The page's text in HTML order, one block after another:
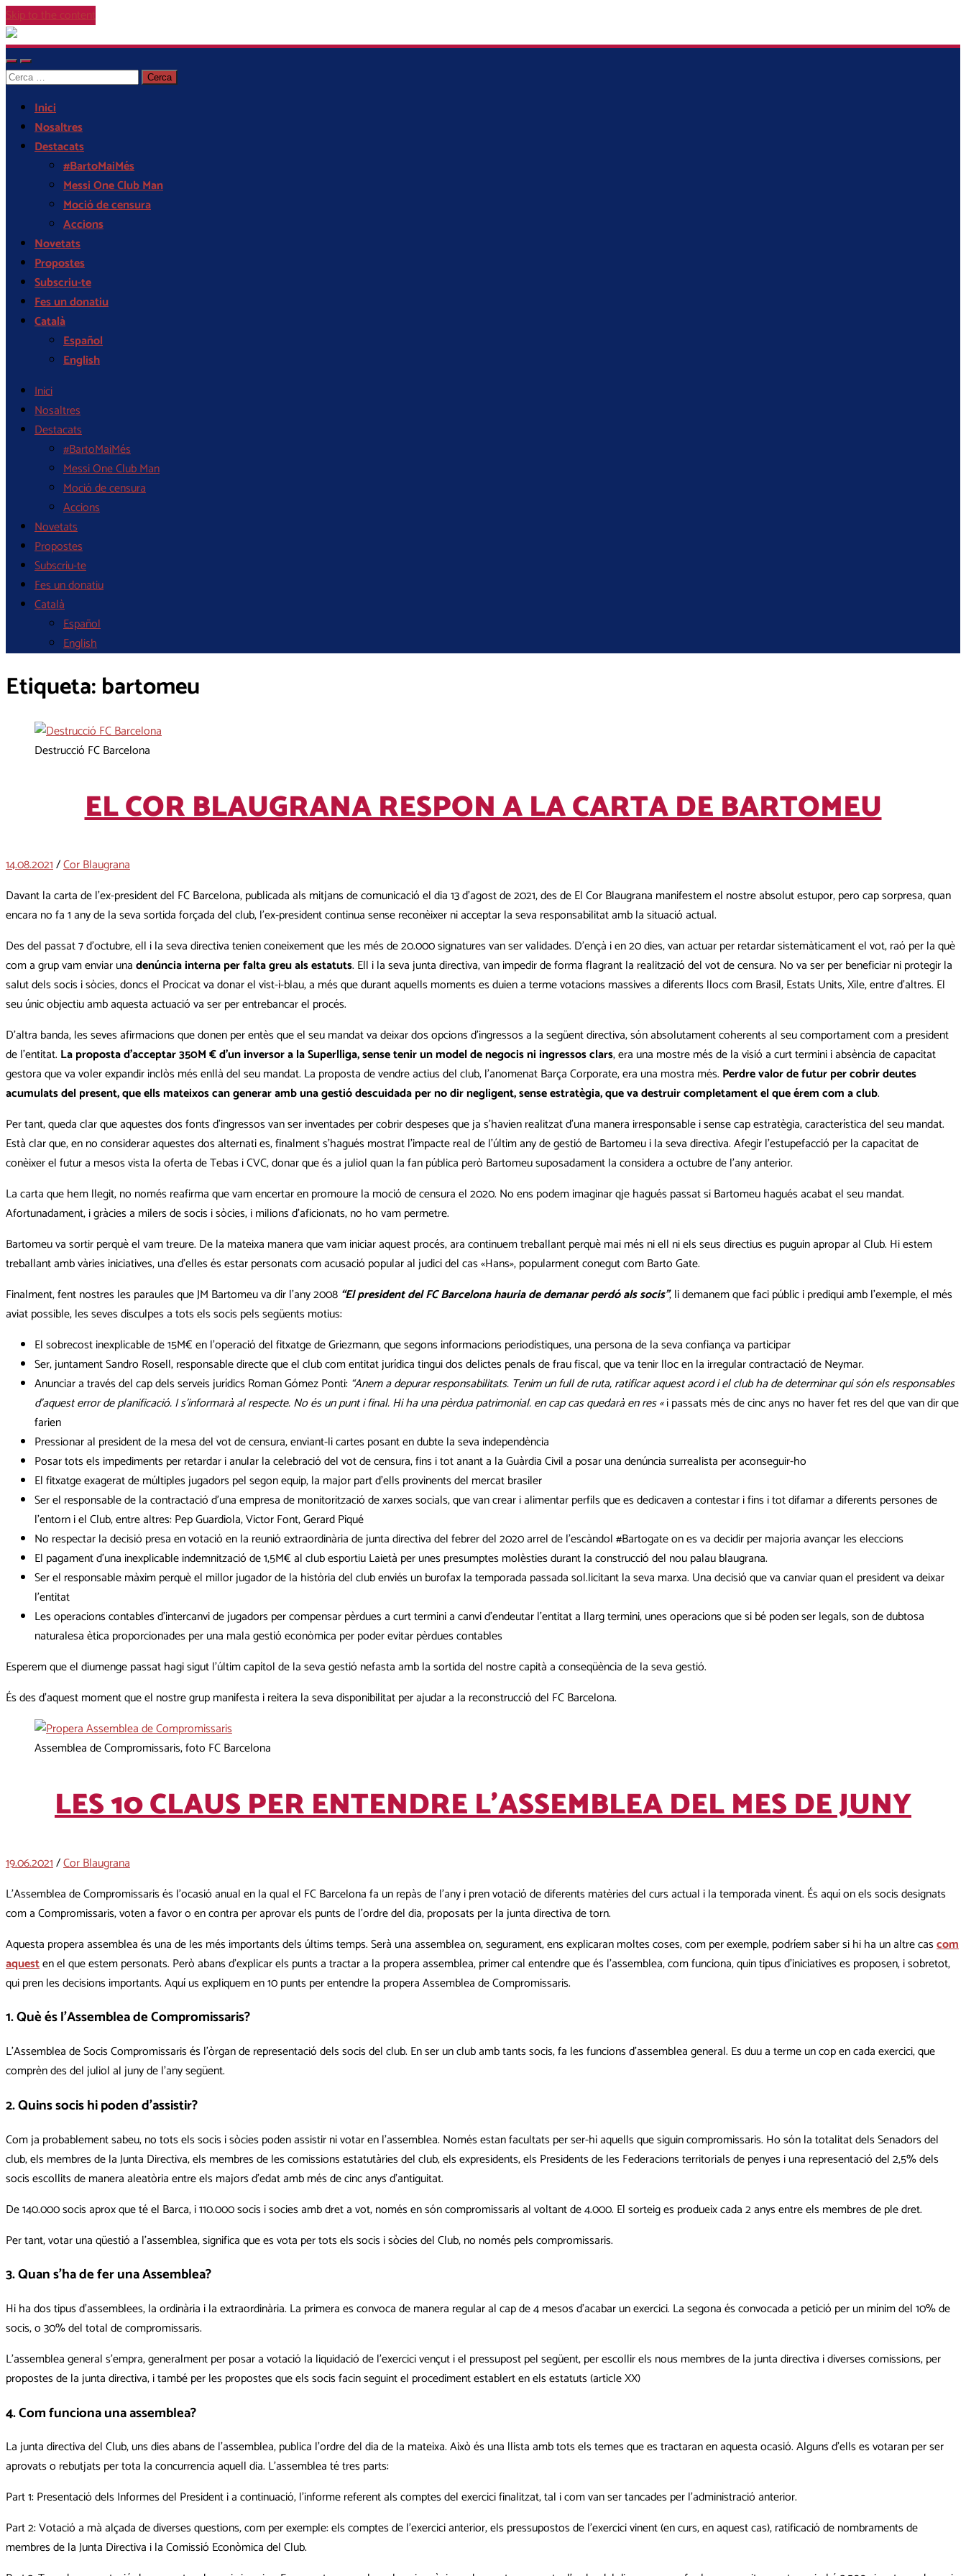
Skip to the content
Cor
Blaugrana
Toggle
mobile
menu
Toggle
search
field
Cerca:
Inici
Nosaltres
Destacats
#BartoMaiMés
Messi One Club Man
Moció de censura
Accions
Novetats
Propostes
Subscriu-te
Fes un donatiu
Català
Español
English
Inici
Nosaltres
Destacats
#BartoMaiMés
Messi One Club Man
Moció de censura
Accions
Novetats
Propostes
Subscriu-te
Fes un donatiu
Català
Español
English
Etiqueta:bartomeu
Destrucció FC Barcelona
EL COR BLAUGRANA RESPON A LA CARTA DE BARTOMEU
14.08.2021/Cor Blaugrana
Davant la carta de l’ex-president del FC Barcelona, publicada als mitjans de comunicació el dia 13 d’agost de 2021, des de El Cor Blaugrana manifestem el nostre absolut estupor, pero cap sorpresa, quan
encara no fa 1 any de la seva sortida forçada del club, l’ex-president continua sense reconèixer ni acceptar la seva responsabilitat amb la situació actual.
Des del passat 7 d’octubre, ell i la seva directiva tenien coneixement que les més de 20.000 signatures van ser validades. D’ençà i en 20 dies, van actuar per retardar sistemàticament el vot, raó per la què
com a grup vam enviar unadenúncia interna per falta greu als estatuts. Ell i la seva junta directiva, van impedir de forma flagrant la realització del vot de censura. No va ser per beneficiar ni protegir la
salut dels socis i sòcies, doncs el Procicat va donar el vist-i-blau, a més que durant aquells moments es duien a terme votacions massives a diferents llocs com Brasil, Estats Units, Xile, entre d’altres. El
seu únic objectiu amb aquesta actuació va ser per entrebancar el procés.
D’altra banda, les seves afirmacions que donen per entès que el seu mandat va deixar dos opcions d’ingressos a la següent directiva, són absolutament coherents al seu comportament com a president
de l’entitat. La proposta d’acceptar 350M € d’un inversor a la Superlliga, sense tenir un model de negocis ni ingressos clars, era una mostre més de la visió a curt termini i absència de capacitat
gestora que va voler expandir inclòs més enllà del seu mandat. La proposta de vendre actius del club, l’anomenat Barça Corporate, era una mostra més. Perdre valor de futur per cobrir deutes
acumulats del present, que ells mateixos can generar amb una gestió descuidada per no dir negligent, sense estratègia, que va destruir completament el que érem com a club.
Per tant, queda clar que aquestes dos fonts d’ingressos van ser inventades per cobrir despeses que ja s’havien realitzat d’una manera irresponsable i sense cap estratègia, característica del seu mandat.
Està clar que, en no considerar aquestes dos alternati es, finalment s’hagués mostrat l’impacte real de l’últim any de gestió de Bartomeu i la seva directiva. Afegir l’estupefacció per la capacitat de
conèixer el futur a mesos vista la oferta de Tebas i CVC, donar que és a juliol quan la fan pública però Bartomeu suposadament la considera a octubre de l’any anterior.
La carta que hem llegit, no només reafirma que vam encertar en promoure la moció de censura el 2020. No ens podem imaginar qje hagués passat si Bartomeu hagués acabat el seu mandat.
Afortunadament, i gràcies a milers de socis i sòcies, i milions d’aficionats, no ho vam permetre.
Bartomeu va sortir perquè el vam treure. De la mateixa manera que vam iniciar aquest procés, ara continuem treballant perquè mai més ni ell ni els seus directius es puguin apropar al Club. Hi estem
treballant amb vàries iniciatives, una d’elles és estar personats com acusació popular al judici del cas «Hans», popularment conegut com Barto Gate.
Finalment, fent nostres les paraules que JM Bartomeu va dir l’any 2008 “El president del FC Barcelona hauria de demanar perdó als socis”, li demanem que faci públic i prediqui amb l’exemple, el més
aviat possible, les seves disculpes a tots els socis pels següents motius:
El sobrecost inexplicable de 15M€ en l’operació del fitxatge de Griezmann, que segons informacions periodístiques, una persona de la seva confiança va participar
Ser, juntament Sandro Rosell, responsable directe que el club com entitat jurídica tingui dos delictes penals de frau fiscal, que va tenir lloc en la irregular contractació de Neymar.
Anunciar a través del cap dels serveis jurídics Roman Gómez Ponti: “Anem a depurar responsabilitats. Tenim un full de ruta, ratificar aquest acord i el club ha de determinar qui són els responsables
d’aquest error de planificació. I s’informarà al respecte. No és un punt i final. Hi ha una pèrdua patrimonial. en cap cas quedarà en res «i passats més de cinc anys no haver fet res del que van dir que
farien
Pressionar al president de la mesa del vot de censura, enviant-li cartes posant en dubte la seva independència
Posar tots els impediments per retardar i anular la celebració del vot de censura, fins i tot anant a la Guàrdia Civil a posar una denúncia surrealista per aconseguir-ho
El fitxatge exagerat de múltiples jugadors pel segon equip, la major part d’ells provinents del mercat brasiler
Ser el responsable de la contractació d’una empresa de monitorització de xarxes socials, que van crear i alimentar perfils que es dedicaven a contestar i fins i tot difamar a diferents persones de
l’entorn i el Club, entre altres: Pep Guardiola, Victor Font, Gerard Piqué
No respectar la decisió presa en votació en la reunió extraordinària de junta directiva del febrer del 2020 arrel de l’escàndol #Bartogate on es va decidir per majoria avançar les eleccions
El pagament d’una inexplicable indemnització de 1,5M€ al club esportiu Laietà per unes presumptes molèsties durant la construcció del nou palau blaugrana.
Ser el responsable màxim perquè el millor jugador de la història del club enviés un burofax la temporada passada sol.licitant la seva marxa. Una decisió que va canviar quan el president va deixar
l’entitat
Les operacions contables d’intercanvi de jugadors per compensar pèrdues a curt termini a canvi d’endeutar l’entitat a llarg termini, unes operacions que si bé poden ser legals, son de dubtosa
naturalesa ètica proporcionades per una mala gestió econòmica per poder evitar pèrdues contables
Esperem que el diumenge passat hagi sigut l’últim capítol de la seva gestió nefasta amb la sortida del nostre capità a conseqüència de la seva gestió.
És des d’aquest moment que el nostre grup manifesta i reitera la seva disponibilitat per ajudar a la reconstrucció del FC Barcelona.
Assemblea de Compromissaris, foto FC Barcelona
LES 10 CLAUS PER ENTENDRE L’ASSEMBLEA DEL MES DE JUNY
19.06.2021/Cor Blaugrana
L’Assemblea de Compromissaris és l’ocasió anual en la qual el FC Barcelona fa un repàs de l’any i pren votació de diferents matèries del curs actual i la temporada vinent. És aquí on els socis designats
com a Compromissaris, voten a favor o en contra per aprovar els punts de l’ordre del dia, proposats per la junta directiva de torn.
Aquesta propera assemblea és una de les més importants dels últims temps. Serà una assemblea on, segurament, ens explicaran moltes coses, com per exemple, podríem saber si hi ha un altre cascom
aquesten el que estem personats. Però abans d’explicar els punts a tractar a la propera assemblea, primer cal entendre que és l’assemblea, com funciona, quin tipus d’iniciatives es proposen, i sobretot,
qui pren les decisions importants. Aquí us expliquem en 10 punts per entendre la propera Assemblea de Compromissaris.
1. Què és l’Assemblea de Compromissaris?
L’Assemblea de Socis Compromissaris és l’òrgan de representació dels socis del club. En ser un club amb tants socis, fa les funcions d’assemblea general. Es duu a terme un cop en cada exercici, que
comprèn des del juliol al juny de l’any següent.
2. Quins socis hi poden d’assistir?
Com ja probablement sabeu, no tots els socis i sòcies poden assistir ni votar en l’assemblea. Només estan facultats per ser-hi aquells que siguin compromissaris. Ho són la totalitat dels Senadors del
club, els membres de la Junta Directiva, els membres de les comissions estatutàries del club, els expresidents, els Presidents de les Federacions territorials de penyes i una representació del 2,5% dels
socis escollits de manera aleatòria entre els majors d’edat amb més de cinc anys d’antiguitat.
De 140.000 socis aprox que té el Barca, i 110.000 socis i socies amb dret a vot, només en són compromissaris al voltant de 4.000. El sorteig es produeix cada 2 anys entre els membres de ple dret.
Per tant, votar una qüestió a l’assemblea, significa que es vota per tots els socis i sòcies del Club, no només pels compromissaris.
3. Quan s’ha de fer una Assemblea?
Hi ha dos tipus d’assemblees, la ordinària i la extraordinària. La primera es convoca de manera regular al cap de 4 mesos d’acabar un exercici. La segona és convocada a petició per un mínim del 10% de
socis, o 30% del total de compromissaris.
L’assemblea general s’empra, generalment per posar a votació la liquidació de l’exercici vençut i el pressupost pel següent, per escollir els nous membres de la junta directiva i diverses comissions, per
propostes de la junta directiva, i també per les propostes que els socis facin seguint el procediment establert en els estatuts (article XX)
4. Com funciona una assemblea?
La junta directiva del Club, uns dies abans de l’assemblea, publica l’ordre del dia de la mateixa. Això és una llista amb tots els temes que es tractaran en aquesta ocasió. Alguns d’ells es votaran per ser
aprovats o rebutjats per tota la concurrencia aquell dia. L’assemblea té tres parts:
Part 1: Presentació dels Informes del President i a continuació, l’informe referent als comptes del exercici finalitzat, tal i com van ser tancades per l’administració anterior.
Part 2: Votació a mà alçada de diverses questions, com per exemple: els comptes de l’exercici anterior, els pressupostos de l’exercici vinent (en curs, en aquest cas), ratificació de nombraments de
membres de la Junta Directiva i la Comissió Econòmica del Club.